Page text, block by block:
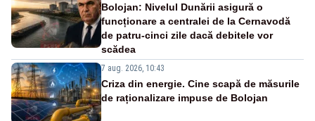
Bolojan: Nivelul Dunării asigură o
funcționare a centralei de la Cernavodă
de patru-cinci zile dacă debitele vor
scădea
7 aug. 2026, 10:43
Criza din energie. Cine scapă de măsurile
de raționalizare impuse de Bolojan